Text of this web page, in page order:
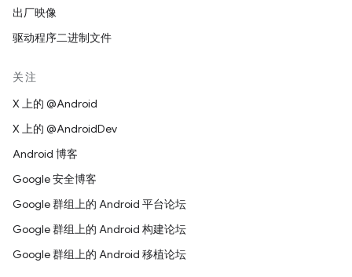
出厂映像
驱动程序二进制文件
关注
X 上的 @Android
X 上的 @AndroidDev
Android 博客
Google 安全博客
Google 群组上的 Android 平台论坛
Google 群组上的 Android 构建论坛
Google 群组上的 Android 移植论坛